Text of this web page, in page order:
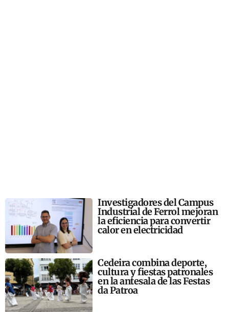
Investigadores del Campus
Industrial de Ferrol mejoran
la eficiencia para convertir
calor en electricidad
Cedeira combina deporte,
cultura y fiestas patronales
en la antesala de las Festas
da Patroa